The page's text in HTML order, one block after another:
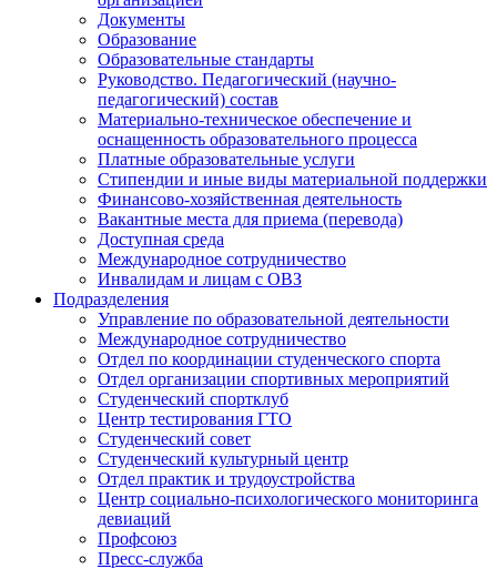
Документы
Образование
Образовательные стандарты
Руководство. Педагогический (научно-
педагогический) состав
Материально-техническое обеспечение и
оснащенность образовательного процесса
Платные образовательные услуги
Стипендии и иные виды материальной поддержки
Финансово-хозяйственная деятельность
Вакантные места для приема (перевода)
Доступная среда
Международное сотрудничество
Инвалидам и лицам с ОВЗ
Подразделения
Управление по образовательной деятельности
Международное сотрудничество
Отдел по координации студенческого спорта
Отдел организации спортивных мероприятий
Студенческий спортклуб
Центр тестирования ГТО
Студенческий совет
Студенческий культурный центр
Отдел практик и трудоустройства
Центр социально-психологического мониторинга
девиаций
Профсоюз
Пресс-служба